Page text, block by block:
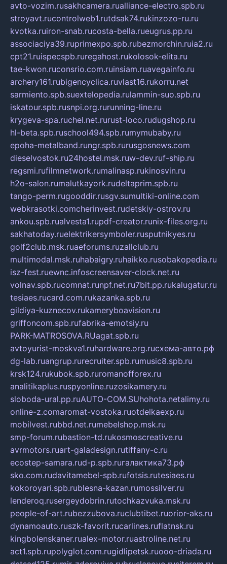
avto-vozim.rusakhcamera.rualliance-electro.spb.ru
stroyavt.rucontrolweb1.rutdsak74.rukinzozo-ru.ru
kvotka.ruiron-snab.rucosta-bella.rueugrus.pp.ru
associaciya39.ruprimexpo.spb.rubezmorchin.ruia2.ru
cpt21.ruispecspb.ruregahost.rukolosok-elita.ru
tae-kwon.ruconsrio.com.ruinsiam.ruavegainfo.ru
archery161.rubigencyclica.ruvlast16.rukorru.net
sarmiento.spb.suextelopedia.rulammin-suo.spb.ru
iskatour.spb.rusnpi.org.rurunning-line.ru
krygeva-spa.ruchel.net.rurust-loco.rudugshop.ru
hl-beta.spb.ruschool494.spb.rumymubaby.ru
epoha-metalband.rungr.spb.rurusgosnews.com
dieselvostok.ru24hostel.msk.ruw-dev.ruf-ship.ru
regsmi.rufilmnetwork.rumalinasp.rukinosvin.ru
h2o-salon.rumalutkayork.rudeltaprim.spb.ru
tango-perm.rugooddir.rusgv.sumultiki-online.com
webkrasotki.comcherinvest.rudetskiy-ostrov.ru
ankou.spb.rualvesta1.rupdf-creator.runix-files.org.ru
sakhatoday.ruelektrikersymboler.rusputnikyes.ru
golf2club.msk.ruaeforums.ruzallclub.ru
multimodal.msk.ruhabaigry.ruhaikko.rusobakopedia.ru
isz-fest.ruewnc.infoscreensaver-clock.net.ru
volnav.spb.rucomnat.runpf.net.ru7bit.pp.rukalugatur.ru
tesiaes.rucard.com.rukazanka.spb.ru
gildiya-kuznecov.rukameryboavision.ru
griffoncom.spb.rufabrika-emotsiy.ru
PARK-MATROSOVA.RUagat.spb.ru
avtoyurist-moskva1.ruhardware.org.ruсхема-авто.рф
dg-lab.ruangrup.rurecruiter.spb.rumusic8.spb.ru
krsk124.rukubok.spb.ruromanofforex.ru
analitikaplus.ruspyonline.ruzosikamery.ru
sloboda-ural.pp.ruAUTO-COM.SUhohota.netalimy.ru
online-z.comaromat-vostoka.ruotdelkaexp.ru
mobilvest.rubbd.net.rumebelshop.msk.ru
smp-forum.rubastion-td.rukosmoscreative.ru
avrmotors.ruart-galadesign.rutiffany-c.ru
ecostep-samara.rud-p.spb.ruгалактика73.рф
sko.com.rudavitamebel-spb.rufotsis.rutesiaes.ru
kokoroyari.spb.rublesna-kazan.rumossilver.ru
lenderoq.rusergeydobrin.rutochkazvuka.msk.ru
people-of-art.rubezzubova.ruclubtibet.ruorior-aks.ru
dynamoauto.ruszk-favorit.rucarlines.ruflatnsk.ru
kingbolenskaner.rualex-motor.ruastroline.net.ru
act1.spb.rupolyglot.com.rugidlipetsk.ruooo-driada.ru